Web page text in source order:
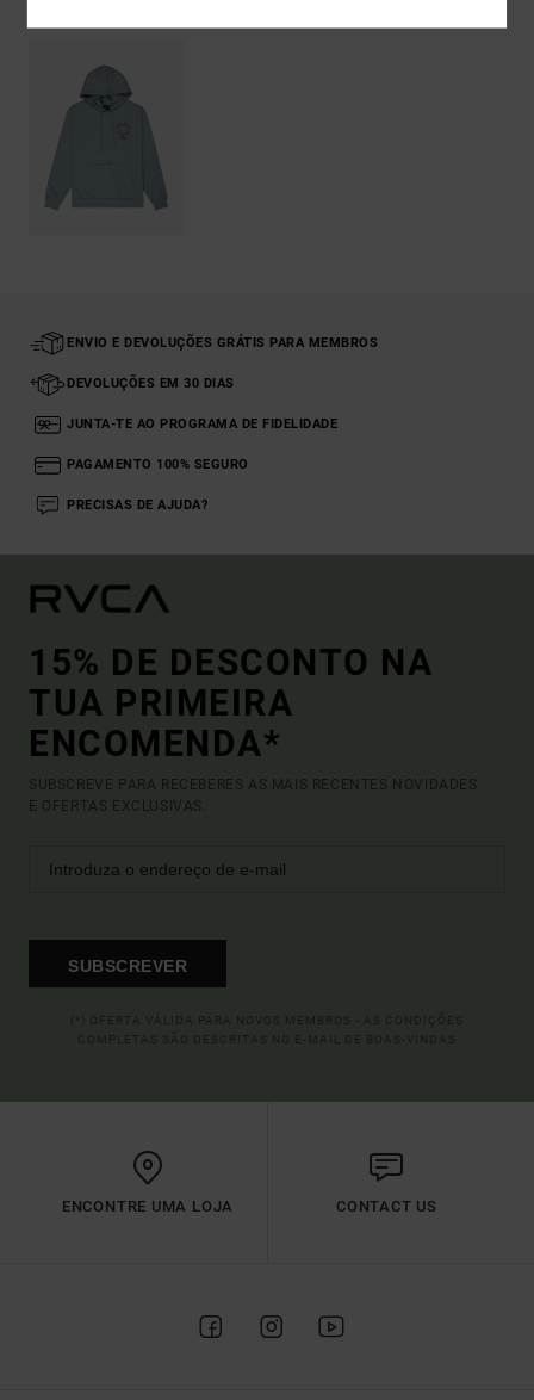
ENVIO E DEVOLUÇÕES GRÁTIS PARA MEMBROS
DEVOLUÇÕES EM 30 DIAS
JUNTA-TE AO PROGRAMA DE FIDELIDADE
PAGAMENTO 100% SEGURO
PRECISAS DE AJUDA?
15% DE DESCONTO NA
TUA PRIMEIRA
ENCOMENDA*
SUBSCREVE PARA RECEBERES AS MAIS RECENTES NOVIDADES
E OFERTAS EXCLUSIVAS.
SUBSCREVER
ENCONTRE UMA LOJA CONTACT US